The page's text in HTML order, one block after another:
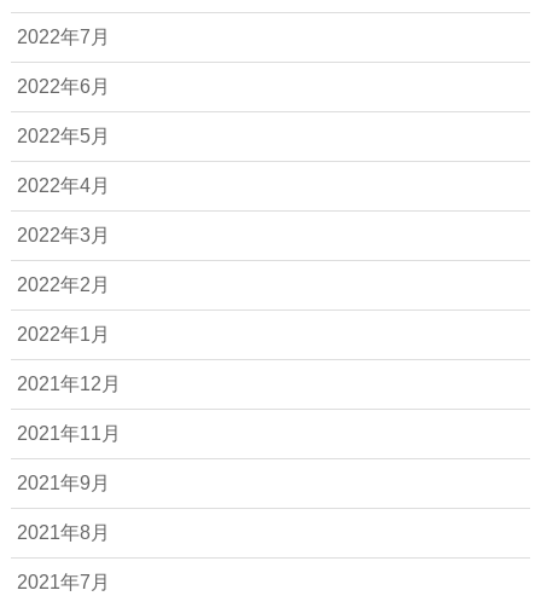
2022年7月
2022年6月
2022年5月
2022年4月
2022年3月
2022年2月
2022年1月
2021年12月
2021年11月
2021年9月
2021年8月
2021年7月